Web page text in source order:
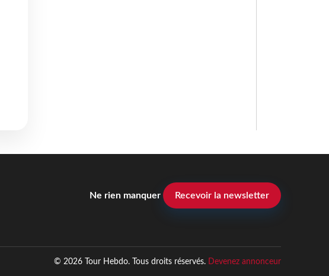
Ne rien manquer Recevoir la newsletter
© 2026 Tour Hebdo. Tous droits réservés. Devenez annonceur